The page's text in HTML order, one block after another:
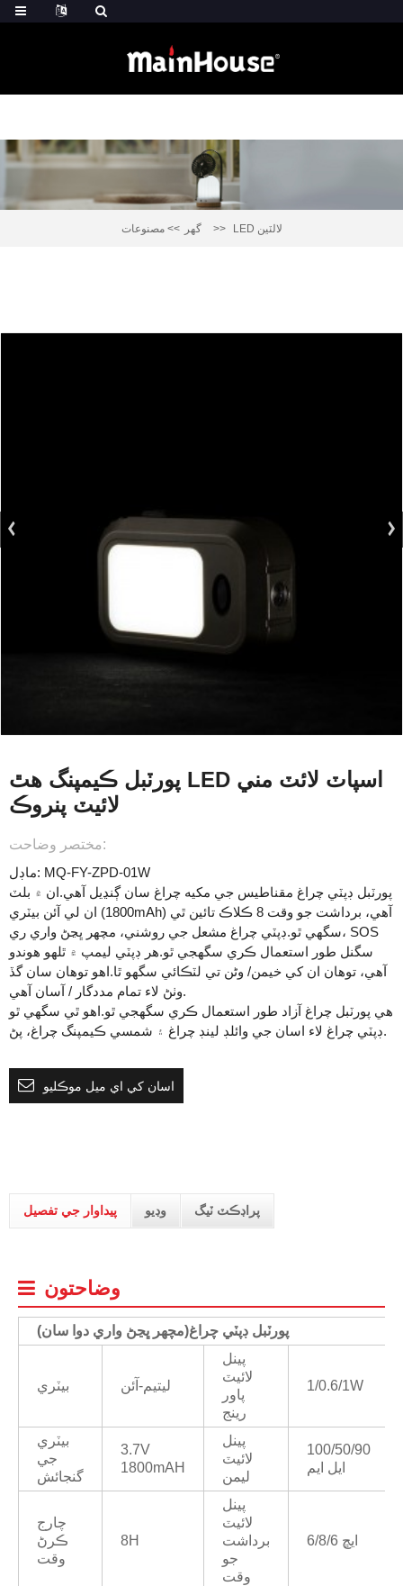
گهر مصنوعات LED لالٽين
پورٽبل ڪيمپنگ هٿ LED اسپاٽ لائٽ مني
لائيٽ پنروڪ
مختصر وضاحت:
ماڊل: MQ-FY-ZPD-01W
پورٽبل ڊپٽي چراغ مقناطيس جي مکيه چراغ سان ڳنڍيل آهي.ان ۾ بلٽ
ان لي آئن بيٽري (1800mAh) آهي، برداشت جو وقت 8 ڪلاڪ تائين ٿي
سگهي ٿو.ڊپٽي چراغ مشعل جي روشني، مچھر ڀڃڻ واري ري، SOS
سگنل طور استعمال ڪري سگھجي ٿو.هر ڊپٽي لیمپ ۾ ٿلهو هوندو
آهي، توهان ان کي خيمن/ وڻن تي لٽڪائي سگهو ٿا.اهو توهان سان گڏ
وٺڻ لاء تمام مددگار / آسان آهي.
هي پورٽبل چراغ آزاد طور استعمال ڪري سگهجي ٿو.اهو ٿي سگهي ٿو
ڊپٽي چراغ لاء اسان جي وائلڊ لينڊ چراغ ۽ شمسي ڪيمپنگ چراغ، پڻ.
اسان کي اي ميل موڪليو
پيداوار جي تفصيل وڊيو پراڊڪٽ ٽيگ
وضاحتون
پورٽبل ڊپٽي چراغ(مچھر ڀڃڻ واري دوا سان)
بيٽري ليتيم-آئن
پينل
لائيٽ
پاور
رينج
1/0.6/1W
بيٽري
جي
گنجائش
3.7V
1800mAH
پينل
لائيٽ
ليمن
100/50/90
ايل ايم
چارج
ڪرڻ
وقت
8H
پينل
لائيٽ
برداشت
جو
وقت
6/8/6 ايڇ